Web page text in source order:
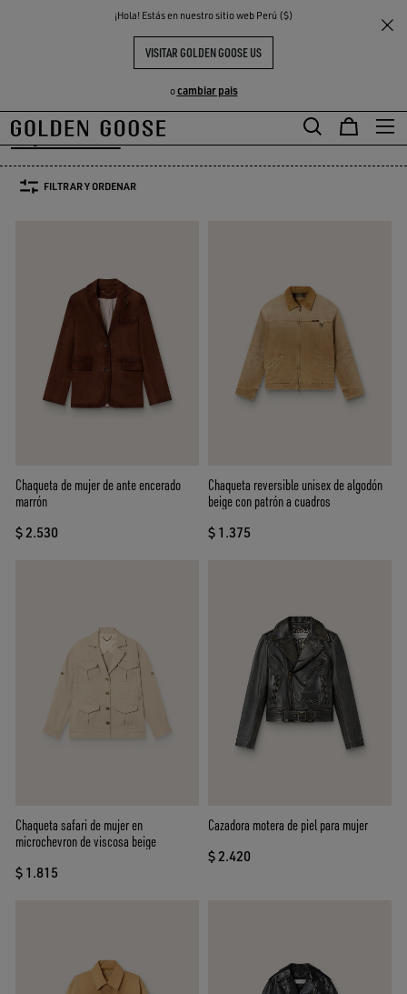
¡Hola! Estás en nuestro sitio web Perú ($)
VISITAR GOLDEN GOOSE US
ocambiar pais
THE
COMMUNITY
Abrigos & Chaquetas
ABRIGOS Y CHAQUETAS MUJER
Abrigos & Chaquetas
Abrigos & Chaquetas
Leather Selection
Leather Selection Activewear
Summer
Summer
FILTRAR Y ORDENAR
Chaqueta de mujer de ante encerado
marrón
$ 2.530
Chaqueta reversible unisex de algodón
beige con patrón a cuadros
$ 1.375
Chaqueta safari de mujer en
microchevron de viscosa beige
$ 1.815
Cazadora motera de piel para mujer
$ 2.420